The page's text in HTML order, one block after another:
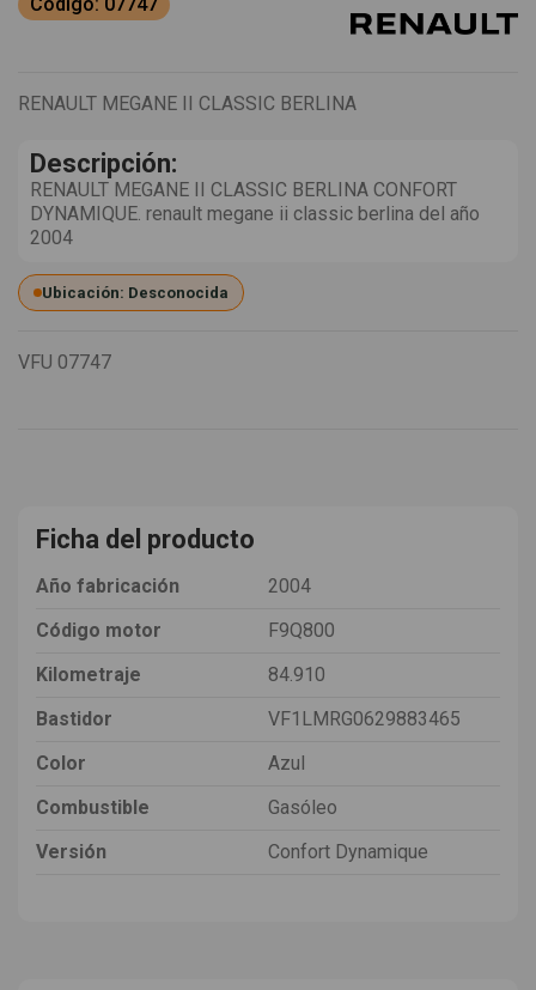
RENAULT MEGANE II CLASSIC BERLINA
Descripción:
RENAULT MEGANE II CLASSIC BERLINA CONFORT
DYNAMIQUE. renault megane ii classic berlina del año
2004
Ubicación: Desconocida
VFU 07747
Ficha del producto
Año fabricación
2004
Código motor
F9Q800
Kilometraje
84.910
Bastidor
VF1LMRG0629883465
Color
Azul
Combustible
Gasóleo
Versión
Confort Dynamique